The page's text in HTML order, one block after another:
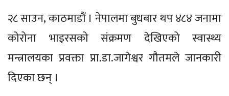
२८ साउन, काठमाडौं । नेपालमा बुधबार थप ४८४ जनामा
कोरोना भाइरसको संक्रमण देखिएको स्वास्थ्य
मन्त्रालयका प्रवक्ता प्रा.डा.जागेश्वर गौतमले जानकारी
दिएका छन् ।